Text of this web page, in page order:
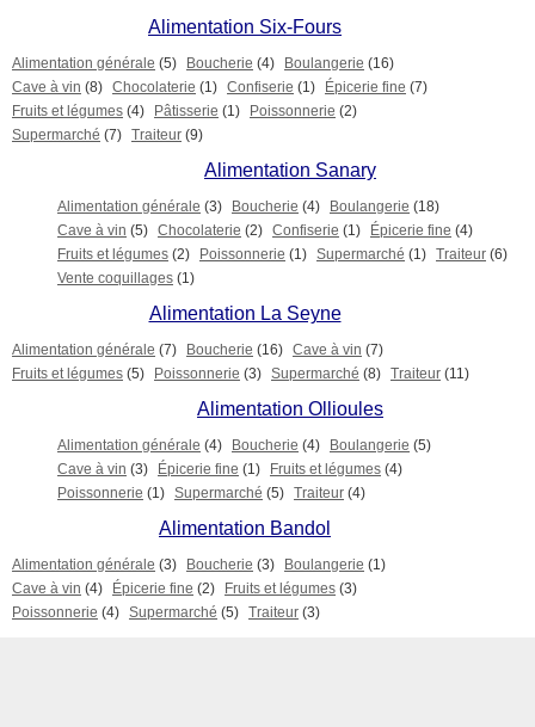
Alimentation Six-Fours
Alimentation générale (5) Boucherie (4) Boulangerie (16)
Cave à vin (8) Chocolaterie (1) Confiserie (1) Épicerie fine (7)
Fruits et légumes (4) Pâtisserie (1) Poissonnerie (2)
Supermarché (7) Traiteur (9)
Alimentation Sanary
Alimentation générale (3) Boucherie (4) Boulangerie (18)
Cave à vin (5) Chocolaterie (2) Confiserie (1) Épicerie fine (4)
Fruits et légumes (2) Poissonnerie (1) Supermarché (1) Traiteur (6)
Vente coquillages (1)
Alimentation La Seyne
Alimentation générale (7) Boucherie (16) Cave à vin (7)
Fruits et légumes (5) Poissonnerie (3) Supermarché (8) Traiteur (11)
Alimentation Ollioules
Alimentation générale (4) Boucherie (4) Boulangerie (5)
Cave à vin (3) Épicerie fine (1) Fruits et légumes (4)
Poissonnerie (1) Supermarché (5) Traiteur (4)
Alimentation Bandol
Alimentation générale (3) Boucherie (3) Boulangerie (1)
Cave à vin (4) Épicerie fine (2) Fruits et légumes (3)
Poissonnerie (4) Supermarché (5) Traiteur (3)